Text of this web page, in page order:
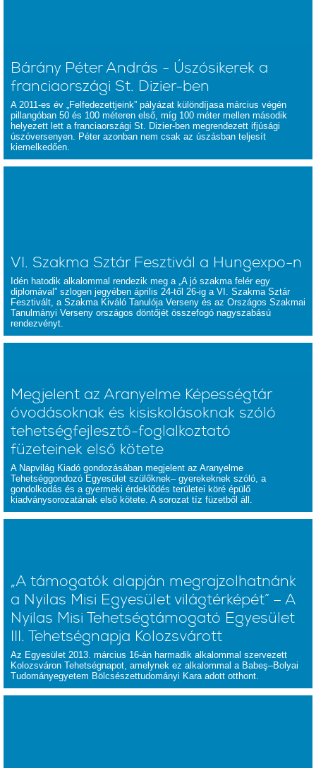
Bárány Péter András - Úszósikerek a
franciaországi St. Dizier-ben
A 2011-es év „Felfedezettjeink” pályázat különdíjasa március végén
pillangóban 50 és 100 méteren első, míg 100 méter mellen második
helyezett lett a franciaországi St. Dizier-ben megrendezett ifjúsági
úszóversenyen. Péter azonban nem csak az úszásban teljesít
kiemelkedően.
VI. Szakma Sztár Fesztivál a Hungexpo-n
Idén hatodik alkalommal rendezik meg a „A jó szakma felér egy
diplomával” szlogen jegyében április 24-től 26-ig a VI. Szakma Sztár
Fesztivált, a Szakma Kiváló Tanulója Verseny és az Országos Szakmai
Tanulmányi Verseny országos döntőjét összefogó nagyszabású
rendezvényt.
Megjelent az Aranyelme Képességtár
óvodásoknak és kisiskolásoknak szóló
tehetségfejlesztő-foglalkoztató
füzeteinek első kötete
A Napvilág Kiadó gondozásában megjelent az Aranyelme
Tehetséggondozó Egyesület szülőknek– gyerekeknek szóló, a
gondolkodás és a gyermeki érdeklődés területei köré épülő
kiadványsorozatának első kötete. A sorozat tíz füzetből áll.
„A támogatók alapján megrajzolhatnánk
a Nyilas Misi Egyesület világtérképét” – A
Nyilas Misi Tehetségtámogató Egyesület
III. Tehetségnapja Kolozsvárott
Az Egyesület 2013. március 16-án harmadik alkalommal szervezett
Kolozsváron Tehetségnapot, amelynek ez alkalommal a Babeş–Bolyai
Tudományegyetem Bölcsészettudományi Kara adott otthont.